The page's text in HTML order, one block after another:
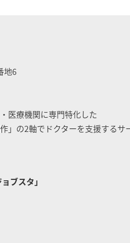
地6
医療機関に専門特化した
」の2軸でドクターを支援するサ
ョブスタ」